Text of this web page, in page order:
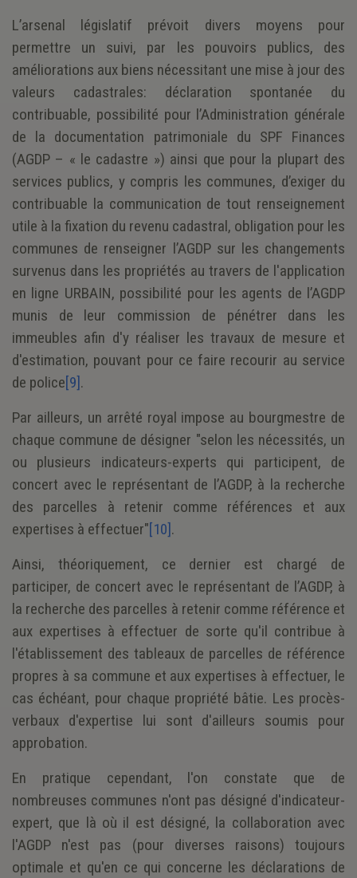
L’arsenal législatif prévoit divers moyens pour
permettre un suivi, par les pouvoirs publics, des
améliorations aux biens nécessitant une mise à jour des
valeurs cadastrales: déclaration spontanée du
contribuable, possibilité pour l’Administration générale
de la documentation patrimoniale du SPF Finances
(AGDP – « le cadastre ») ainsi que pour la plupart des
services publics, y compris les communes, d’exiger du
contribuable la communication de tout renseignement
utile à la fixation du revenu cadastral, obligation pour les
communes de renseigner l’AGDP sur les changements
survenus dans les propriétés au travers de l'application
en ligne URBAIN, possibilité pour les agents de l’AGDP
munis de leur commission de pénétrer dans les
immeubles afin d'y réaliser les travaux de mesure et
d'estimation, pouvant pour ce faire recourir au service
de police[9].
Par ailleurs, un arrêté royal impose au bourgmestre de
chaque commune de désigner "selon les nécessités, un
ou plusieurs indicateurs-experts qui participent, de
concert avec le représentant de l’AGDP, à la recherche
des parcelles à retenir comme références et aux
expertises à effectuer"[10].
Ainsi, théoriquement, ce dernier est chargé de
participer, de concert avec le représentant de l’AGDP, à
la recherche des parcelles à retenir comme référence et
aux expertises à effectuer de sorte qu'il contribue à
l'établissement des tableaux de parcelles de référence
propres à sa commune et aux expertises à effectuer, le
cas échéant, pour chaque propriété bâtie. Les procès-
verbaux d'expertise lui sont d'ailleurs soumis pour
approbation.
En pratique cependant, l'on constate que de
nombreuses communes n'ont pas désigné d'indicateur-
expert, que là où il est désigné, la collaboration avec
l'AGDP n'est pas (pour diverses raisons) toujours
optimale et qu'en ce qui concerne les déclarations de